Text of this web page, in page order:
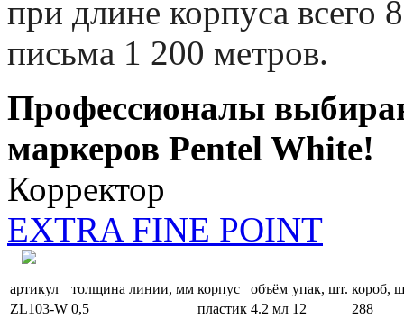
при длине корпуса всего
письма 1 200 метров.
Профессионалы
маркеров Pentel White!
Корректор
EXTRA FINE POINT
артикул толщина линии, мм корпус объём упак, шт. короб,
ZL103-W 0,5 пластик 4.2 мл 12 288